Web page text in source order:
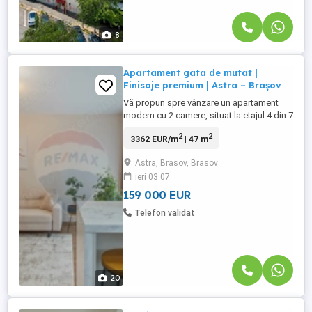
8
20
Apartament gata de mutat |
Finisaje premium | Astra – Brașov
Vă propun spre vânzare un apartament
modern cu 2 camere, situat la etajul 4 din 7
cartierul Astra din Brașov. Proprietatea are
adaugă o logie de 2 mp, și se vinde
complet mobilată și utilată, fiind
disponibilă imediat. ...
3362 EUR/m2| 47 m2
Astra, Brasov, Brasov
ieri 03:07
159 000 EUR
Telefon validat